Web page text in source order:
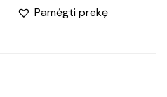
through
Pamėgti prekę